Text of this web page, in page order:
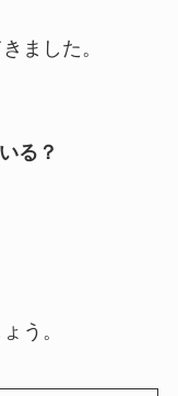
ました。
る？
う。